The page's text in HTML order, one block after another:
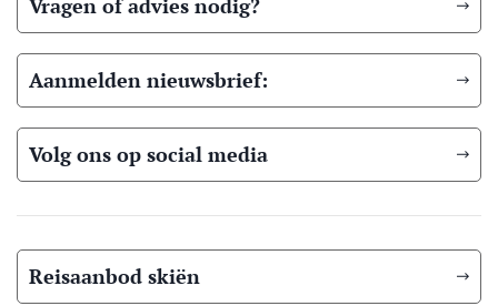
Aanmelden nieuwsbrief:
Volg ons op social media
Reisaanbod skiën